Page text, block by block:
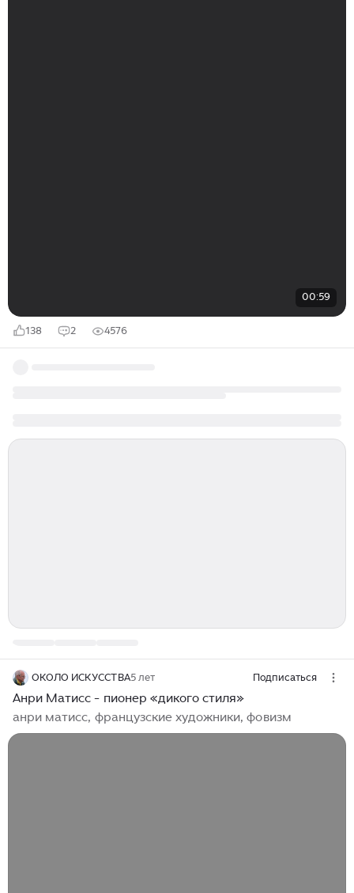
00:59
138 2 4576
ОКОЛО ИСКУССТВА5 лет Подписаться
Анри Матисс - пионер «дикого стиля»
анри матисс, французские художники, фовизм